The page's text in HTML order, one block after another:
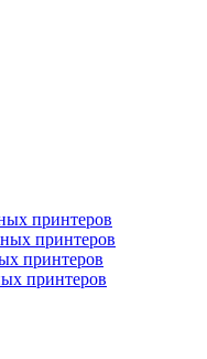
принтеров
принтеров
принтеров
принтеров